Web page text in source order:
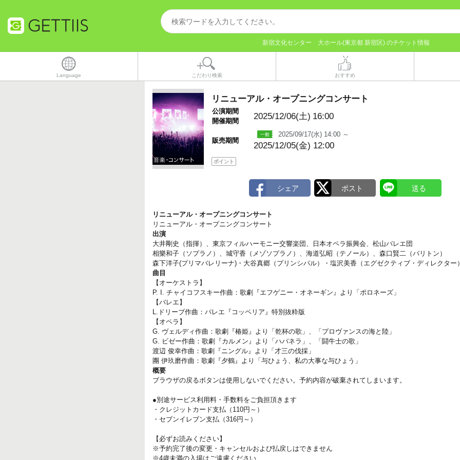
新宿文化センター 大ホール(東京都 新宿区) のチケット情報
Language こだわり検索 おすすめ
リニューアル・オープニングコンサート
公演期間
開催期間
2025/12/06(土) 16:00
販売期間
2025/09/17(水) 14:00 ～
2025/12/05(金) 12:00
ポイント
リニューアル・オープニングコンサート
リニューアル・オープニングコンサート
出演
大井剛史（指揮）、東京フィルハーモニー交響楽団、日本オペラ振興会、松山バレエ団
相樂和子（ソプラノ）、城守香（メゾソプラノ）、海道弘昭（テノール）、森口賢二（バリトン）
森下洋子(プリマバレリーナ)・大谷真郷（プリンシパル）・塩沢美香（エグゼクティブ・ディレクター
曲目
【オーケストラ】
P. I. チャイコフスキー作曲：歌劇『エフゲニー・オネーギン』より「ポロネーズ」
【バレエ】
L.ドリーブ作曲：バレエ『コッペリア』特別抜粋版
【オペラ】
G. ヴェルディ作曲：歌劇『椿姫』より「乾杯の歌」、「プロヴァンスの海と陸」
G. ビゼー作曲：歌劇『カルメン』より「ハバネラ」、「闘牛士の歌」
渡辺 俊幸作曲：歌劇『ニングル』より「才三の伐採」
團 伊玖磨作曲：歌劇『夕鶴』より「与ひょう、私の大事な与ひょう」
概要
ブラウザの戻るボタンは使用しないでください。予約内容が破棄されてしまいます。
●別途サービス利用料・手数料をご負担頂きます
・クレジットカード支払（110円～）
・セブンイレブン支払（316円～）
【必ずお読みください】
※予約完了後の変更・キャンセルおよび払戻しはできません
※4歳未満の入場はご遠慮ください